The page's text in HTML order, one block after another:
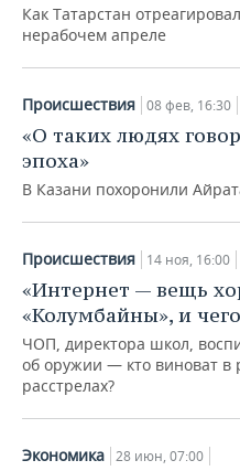
Как Татарстан
нерабочем апреле
Происшествия 08 фев, 16:30
«О таких людях
эпоха»
В Казани похоронили
Происшествия 14 ноя, 16:00
«Интернет — вещь
«Колумбайны», и
ЧОП, директора школ,
об оружии — кто виноват в
расстрелах?
Экономика 28 июн, 07:00